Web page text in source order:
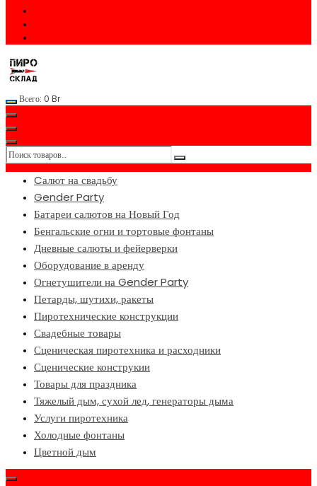
Всего: 0 Br
Cалют на свадьбу
Gender Party
Батареи салютов на Новый Год
Бенгальские огни и тортовые фонтаны
Дневные салюты и фейерверки
Оборудование в аренду
Огнетушители на Gender Party
Петарды, шутихи, ракеты
Пиротехнические конструкции
Свадебные товары
Сценическая пиротехника и расходники
Сценические конструкии
Товары для праздника
Тяжелый дым, сухой лед, генераторы дыма
Услуги пиротехника
Холодные фонтаны
Цветной дым